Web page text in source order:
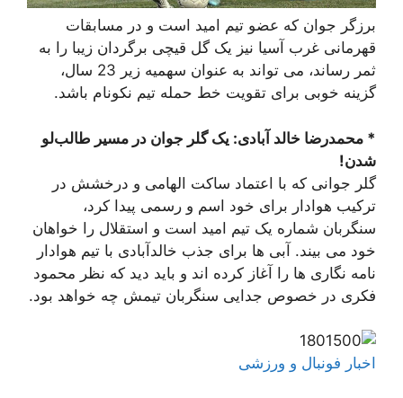
برزگر جوان که عضو تیم امید است و در مسابقات
قهرمانی غرب آسیا نیز یک گل قیچی برگردان زیبا را به
ثمر رساند، می تواند به عنوان سهمیه زیر 23 سال،
گزینه خوبی برای تقویت خط حمله تیم نکونام باشد.
* محمدرضا خالد آبادی: یک گلر جوان در مسیر طالب‌لو
شدن!
گلر جوانی که با اعتماد ساکت الهامی و درخشش در
ترکیب هوادار برای خود اسم و رسمی پیدا کرد،
سنگربان شماره یک تیم امید است و استقلال را خواهان
خود می بیند. آبی ها برای جذب خالدآبادی با تیم هوادار
نامه نگاری ها را آغاز کرده اند و باید دید که نظر محمود
فکری در خصوص جدایی سنگربان تیمش چه خواهد بود.
اخبار فونبال و ورزشی